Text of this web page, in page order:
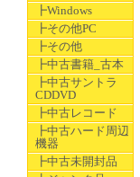
┣Windows
┣その他PC
┣その他
┣中古書籍_古本
┣中古サントラ
CDDVD
┣中古レコード
┣中古ハード周辺
機器
┣中古未開封品